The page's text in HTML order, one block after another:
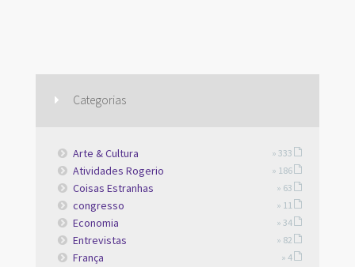
Categorias
Arte & Cultura » 333
Atividades Rogerio » 186
Coisas Estranhas » 63
congresso » 11
Economia » 34
Entrevistas » 82
França » 4